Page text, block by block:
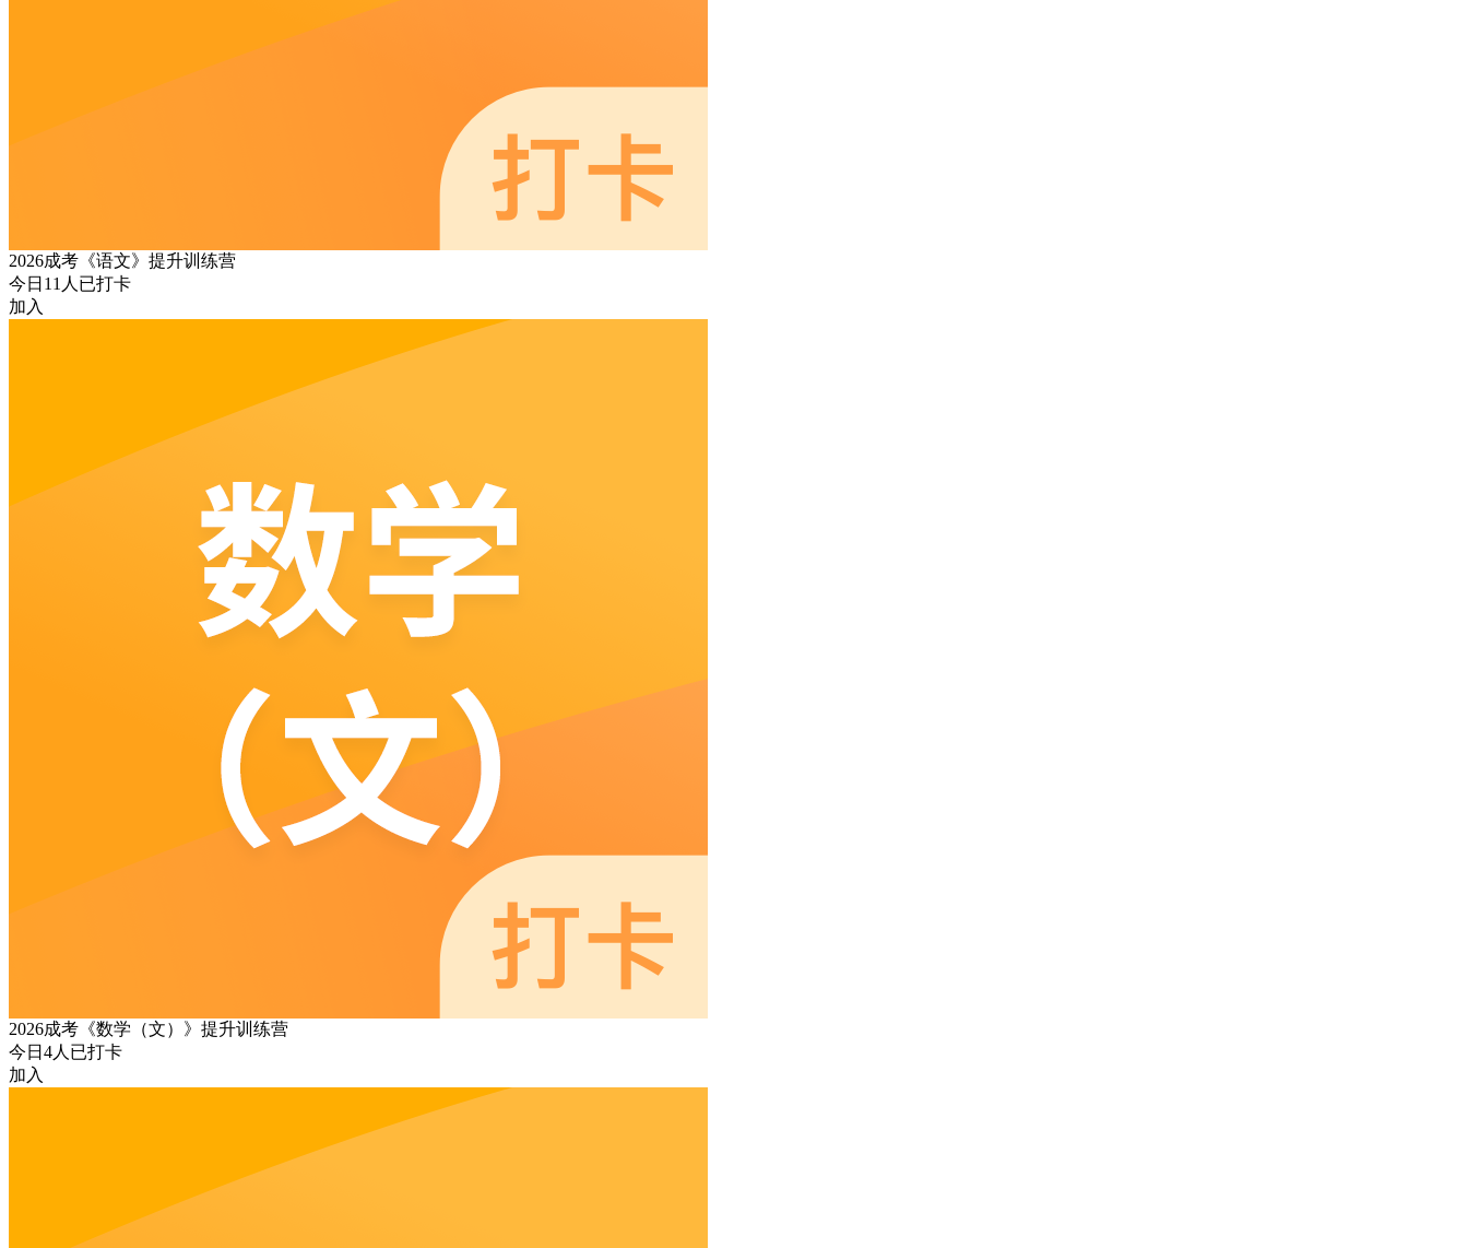
2026成考《语文》提升训练营
今日 11 人已打卡
加入
2026成考《数学（文）》提升训练营
今日 4人已打卡
加入